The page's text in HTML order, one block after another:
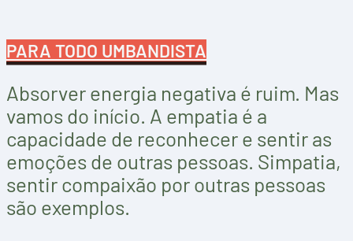
PARA TODO UMBANDISTA
Absorver energia negativa é ruim. Mas
vamos do início. A empatia é a
capacidade de reconhecer e sentir as
emoções de outras pessoas. Simpatia,
sentir compaixão por outras pessoas
são exemplos.